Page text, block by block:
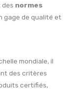
normes
gage de qualité et
mondiale, il
des critères
certifiés,